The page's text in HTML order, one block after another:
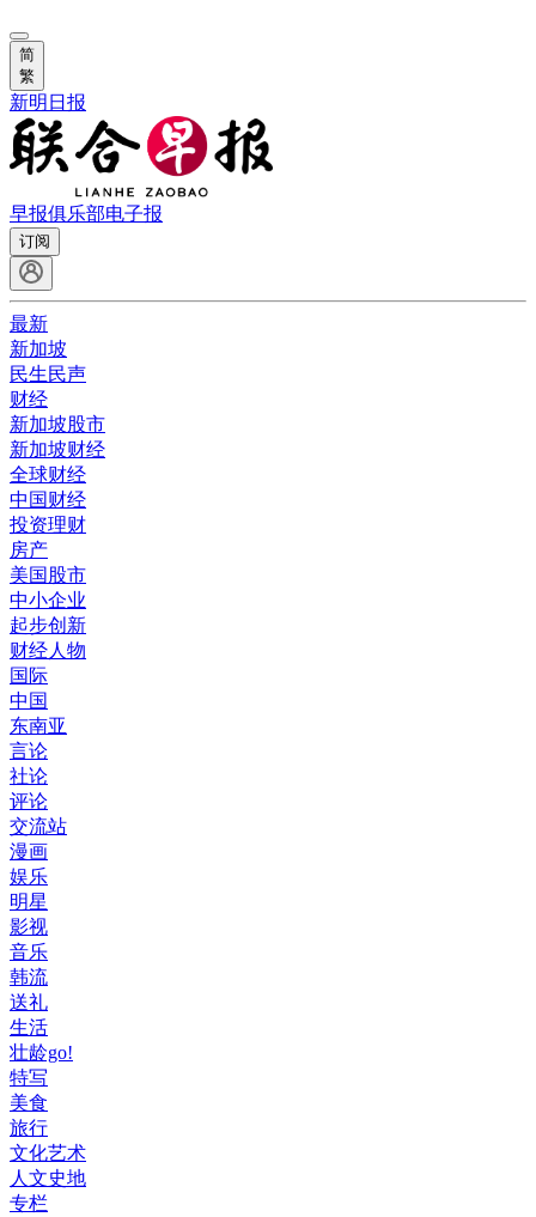
简
繁
新明日报
早报俱乐部电子报
订阅
最新
新加坡
民生民声
财经
新加坡股市
新加坡财经
全球财经
中国财经
投资理财
房产
美国股市
中小企业
起步创新
财经人物
国际
中国
东南亚
言论
社论
评论
交流站
漫画
娱乐
明星
影视
音乐
韩流
送礼
生活
壮龄go!
特写
美食
旅行
文化艺术
人文史地
专栏